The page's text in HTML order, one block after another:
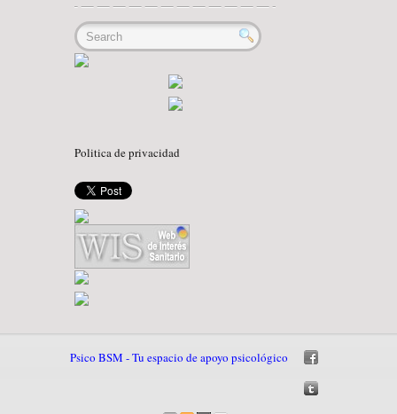
Politica de privacidad
Psico BSM - Tu espacio de apoyo psicológico